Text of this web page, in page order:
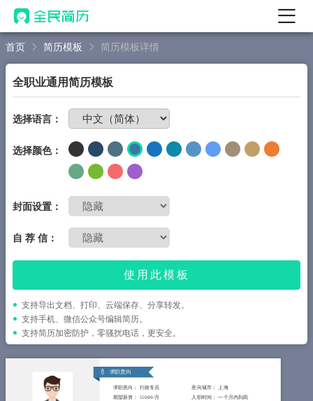
首页
AI 简历工具
AI 优化简历
AI 翻译简历
AI 诊断简历
AI 模拟面试
面试自我介绍
简历教程
登录 / 注册
首页 简历模板 简历模板详情
全职业通用简历模板
选择语言：
选择颜色：
封面设置：
自 荐 信：
使用此模板
支持导出文档、打印、云端保存、分享转发。
支持手机、微信公众号编辑简历。
支持简历加密防护，零骚扰电话，更安全。
求职意向
求职意向： 行政专员 意向城市： 上海
期望薪资： 11000/月 入职时间：一个月内到岗